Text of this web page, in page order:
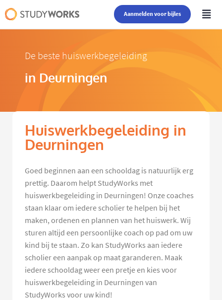
Aanmelden voor bijles
De beste huiswerkbegeleiding
in Deurningen
Huiswerkbegeleiding in
Deurningen
Goed beginnen aan een schooldag is natuurlijk erg
prettig. Daarom helpt StudyWorks met
huiswerkbegeleiding in Deurningen! Onze coaches
staan klaar om iedere scholier te helpen bij het
maken, ordenen en plannen van het huiswerk. Wij
sturen altijd een persoonlijke coach op pad om uw
kind bij te staan. Zo kan StudyWorks aan iedere
scholier een aanpak op maat garanderen. Maak
iedere schooldag weer een pretje en kies voor
huiswerkbegeleiding in Deurningen van
StudyWorks voor uw kind!